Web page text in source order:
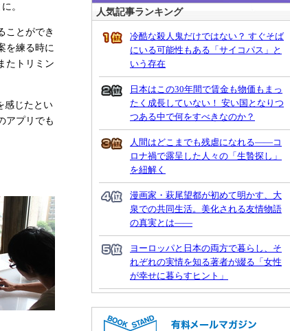
。
ことができ
を練る時に
たトリミン
感じたとい
アプリでも
人気記事ランキング
冷酷な殺人鬼だけではない？ すぐそば
にいる可能性もある「サイコパス」と
いう存在
日本はこの30年間で賃金も物価もまっ
たく成長していない！ 安い国となりつ
つある中で何をすべきなのか？
人間はどこまでも残虐になれる――コ
ロナ禍で露呈した人々の「生贄探し」
を紐解く
漫画家・萩尾望都が初めて明かす、大
泉での共同生活。美化される友情物語
の真実とは――
ヨーロッパと日本の両方で暮らし、そ
れぞれの実情を知る著者が綴る「女性
が幸せに暮らすヒント」